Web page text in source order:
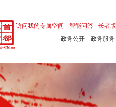
长者版
智能问答
访问我的专属空间
政务公开 | 政务服务